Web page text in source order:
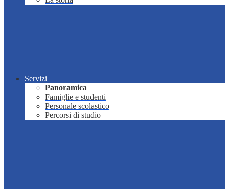
Servizi
Panoramica
Famiglie e studenti
Personale scolastico
Percorsi di studio